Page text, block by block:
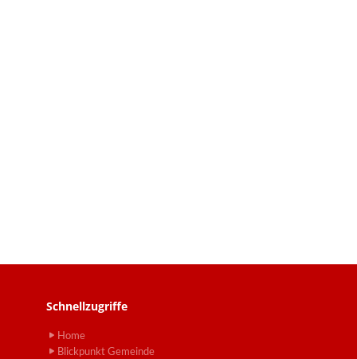
Schnellzugriffe
Home
Blickpunkt Gemeinde